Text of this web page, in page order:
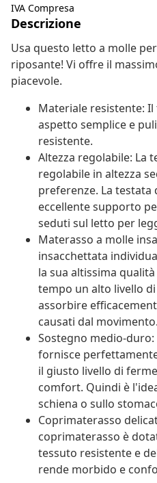
IVA Compresa
Descrizione
Usa questo letto a molle
riposante! Vi offre il
piacevole.
Materiale resistente:
aspetto semplice e
resistente.
Altezza regolabile: La
regolabile in altezza
preferenze. La
eccellente supporto
seduti sul letto per
Materasso a molle
insacchettata
la sua altissima
tempo un alto livello
assorbire
causati dal movimento.
Sostegno medio-
fornisce
il giusto livello di
comfort. Quindi è
schiena o sullo
Coprimaterasso
coprimaterasso è
tessuto resistente e
rende morbido e